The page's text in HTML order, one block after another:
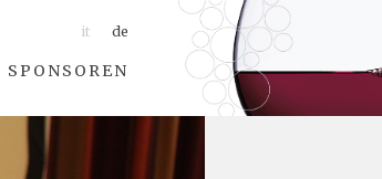
it de
SPONSOREN